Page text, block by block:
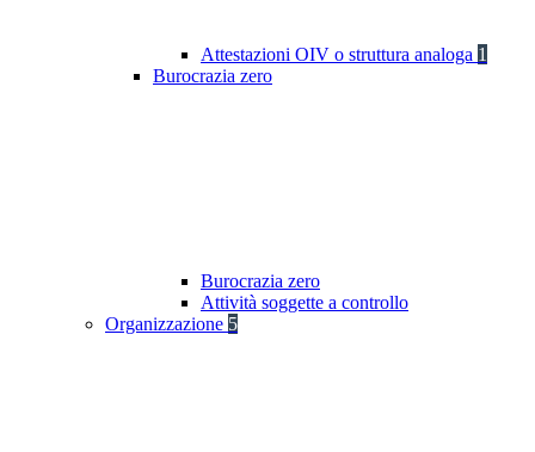
Attestazioni OIV o struttura analoga 1
Burocrazia zero
Burocrazia zero
Attività soggette a controllo
Organizzazione 5